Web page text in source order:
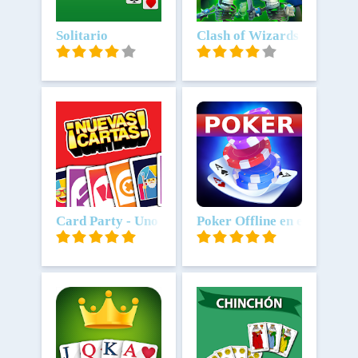
Scarica
Solitario Scarica
Clash of Wizards
Scarica
Card Party - Uno CartasScarica
Poker Offline en español